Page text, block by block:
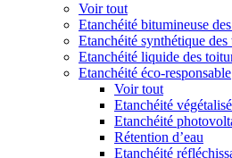
Voir tout
Etanchéité bitumineuse
Etanchéité synthétique des
Etanchéité liquide des
Etanchéité éco-responsable
Voir tout
Etanchéité
Etanchéité
Rétention d’eau
Etanchéité